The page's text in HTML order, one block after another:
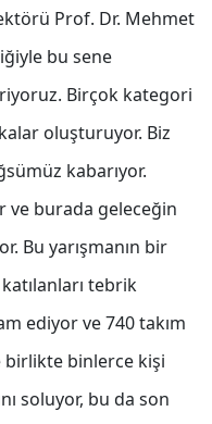
Prof. Dr. Mehmet
bu sene
Birçok kategori
oluşturuyor. Biz
kabarıyor.
ve burada geleceğin
Bu yarışmanın bir
tebrik
ediyor ve 740 takım
birlikte binlerce kişi
soluyor, bu da son